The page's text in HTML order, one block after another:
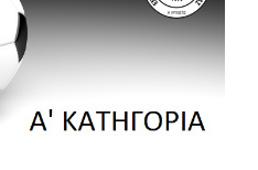
Αγωνιστική)”